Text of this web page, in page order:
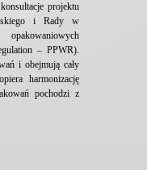
projektu
i Rady w
– PPWR).
i obejmują cały
harmonizację
pochodzi z